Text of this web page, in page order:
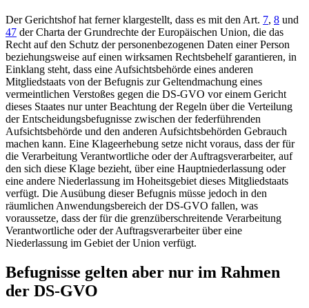
Der Gerichtshof hat ferner klargestellt, dass es mit den Art. 7, 8 und
47 der Charta der Grundrechte der Europäischen Union, die das
Recht auf den Schutz der personenbezogenen Daten einer Person
beziehungsweise auf einen wirksamen Rechtsbehelf garantieren, in
Einklang steht, dass eine Aufsichtsbehörde eines anderen
Mitgliedstaats von der Befugnis zur Geltendmachung eines
vermeintlichen Verstoßes gegen die DS-GVO vor einem Gericht
dieses Staates nur unter Beachtung der Regeln über die Verteilung
der Entscheidungsbefugnisse zwischen der federführenden
Aufsichtsbehörde und den anderen Aufsichtsbehörden Gebrauch
machen kann. Eine Klageerhebung setze nicht voraus, dass der für
die Verarbeitung Verantwortliche oder der Auftragsverarbeiter, auf
den sich diese Klage bezieht, über eine Hauptniederlassung oder
eine andere Niederlassung im Hoheitsgebiet dieses Mitgliedstaats
verfügt. Die Ausübung dieser Befugnis müsse jedoch in den
räumlichen Anwendungsbereich der DS-GVO fallen, was
voraussetze, dass der für die grenzüberschreitende Verarbeitung
Verantwortliche oder der Auftragsverarbeiter über eine
Niederlassung im Gebiet der Union verfügt.
Befugnisse gelten aber nur im Rahmen
der DS-GVO